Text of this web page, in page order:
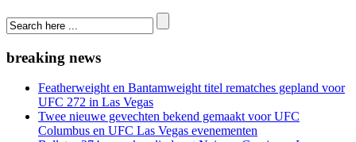
breaking news
Featherweight en Bantamweight titel rematches gepland voor
UFC 272 in Las Vegas
Twee nieuwe gevechten bekend gemaakt voor UFC
Columbus en UFC Las Vegas evenementen